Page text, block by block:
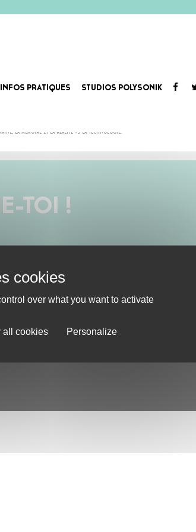
INFOS PRATIQUES STUDIOS POLYSONIK
la mémoire et la réalité vs la technologie.
TOI !
AU PROGRAMME
AGENDA
ACTION CULTURELLE
over what you want to activate
all cookies Personalize